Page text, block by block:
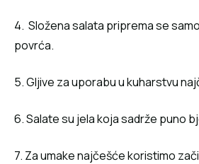
4. Složena salata priprema se
povrća.
5. Gljive za uporabu u kuharstvu
6. Salate su jela koja sadrže puno
7. Za umake najčešće koristimo